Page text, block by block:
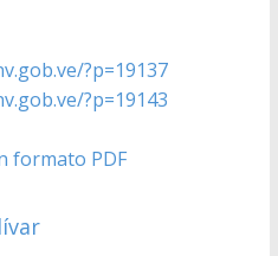
?p=19137
?p=19143
formato PDF